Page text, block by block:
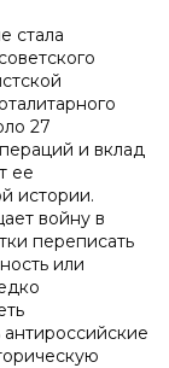
стала
27
и вклад
ее
истории.
войну в
переписать
или